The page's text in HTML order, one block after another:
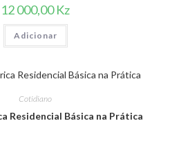
12 000,00Kz
Adicionar
Cotidiano
Residencial Básica na Prática